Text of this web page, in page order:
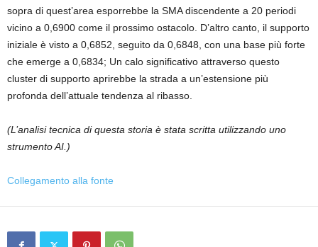
sopra di quest’area esporrebbe la SMA discendente a 20 periodi
vicino a 0,6900 come il prossimo ostacolo. D’altro canto, il supporto
iniziale è visto a 0,6852, seguito da 0,6848, con una base più forte
che emerge a 0,6834; Un calo significativo attraverso questo
cluster di supporto aprirebbe la strada a un’estensione più
profonda dell’attuale tendenza al ribasso.
(L’analisi tecnica di questa storia è stata scritta utilizzando uno
strumento AI.)
Collegamento alla fonte